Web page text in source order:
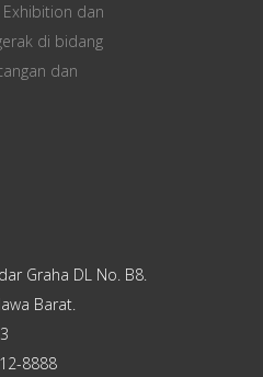
dan
di bidang
dan
Graha DL No. B8.
Barat.
8888